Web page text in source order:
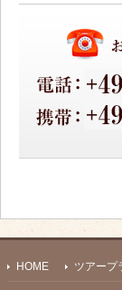
HOME ツアープ